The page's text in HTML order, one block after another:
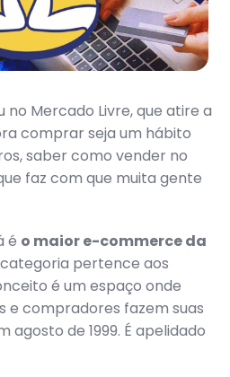
Mercado Livre, que atire a
comprar seja um hábito
saber como vender no
faz com que muita gente
é o maior e-commerce da
categoria pertence aos
é um espaço onde
e compradores fazem suas
agosto de 1999. É apelidado